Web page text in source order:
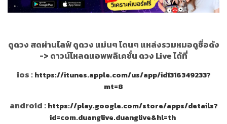
ดูดวง สดผ่านไลฟ์ ดูดวง แม่นๆ โดนๆ แหล่งรวมหมอดูชื่อดัง
-> ดาวน์โหลดแอพพลิเคชั่น ดวง Live ได้ที่
ios :https://itunes.apple.com/us/app/id1316349233?
mt=8
android :https://play.google.com/store/apps/details?
id=com.duanglive.duanglive&hl=th